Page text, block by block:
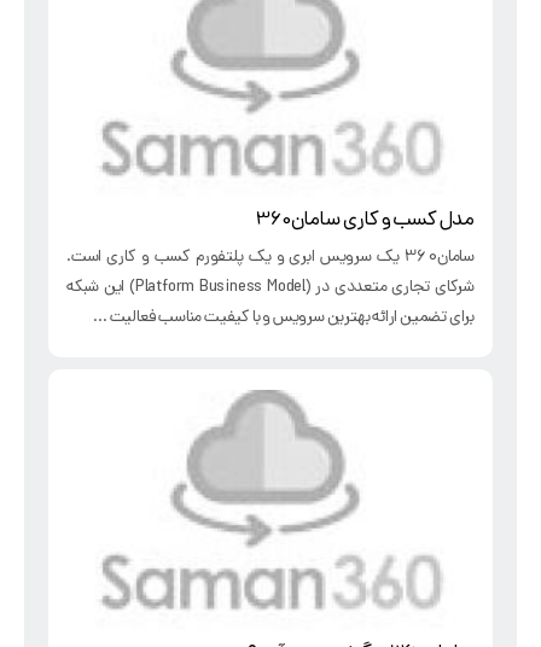
مدل کسب و کاری سامان360
سامان360 یک سرویس ابری و یک پلتفورم کسب و کاری است.
شرکای تجاری متعددی در (Platform Business Model) این شبکه
برای تضمین ارائه بهترین سرویس و با کیفیت مناسب فعالیت ...